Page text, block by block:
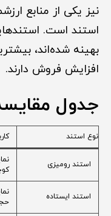
نیز یکی از منابع
استند است.
بهینه شده‌اند،
افزایش فروش دارند.
جدول
نوع استند
استند رومیزی
استند ایستاده